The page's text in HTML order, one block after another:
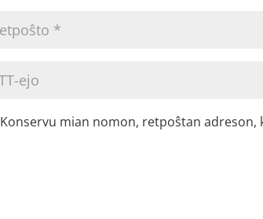
Konservu mian nomon, retpoŝtan